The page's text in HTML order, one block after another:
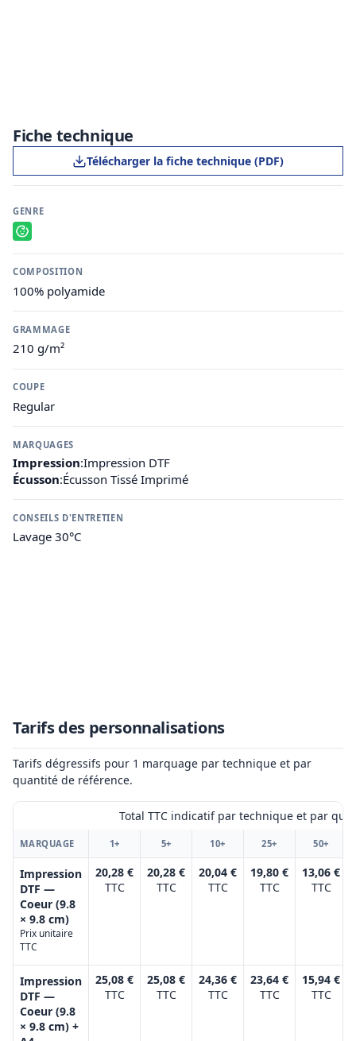
Fiche technique
Télécharger la fiche technique (PDF)
GENRE
COMPOSITION
100% polyamide
GRAMMAGE
210 g/m²
COUPE
Regular
MARQUAGES
Impression:Impression DTF
Écusson:Écusson Tissé Imprimé
CONSEILS D'ENTRETIEN
Lavage 30°C
Tarifs des personnalisations
Tarifs dégressifs pour 1 marquage par technique et par
quantité de référence.
Total TTC indicatif par technique et par
MARQUAGE 1+ 5+ 10+ 25+ 50+
Impression
DTF —
Coeur (9.8
× 9.8 cm)
Prix unitaire
TTC
20,28 €
TTC
20,28 €
TTC
20,04 €
TTC
19,80 €
TTC
13,06 €
TTC
Impression
DTF —
Coeur (9.8
× 9.8 cm) +
25,08 €
TTC
25,08 €
TTC
24,36 €
TTC
23,64 €
TTC
15,94 €
TTC